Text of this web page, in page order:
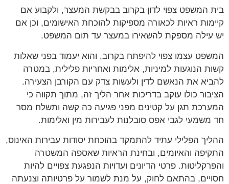
בית המשפט צפוי לדון בקרוב בבקשת המעצר, ולקבוע אם
קיימות ראיות לכאורה מספיקות להוכחת האישומים, וכן אם
יש עילה מספקת להשאירו במעצר עד תום המשפט.
המשפט עצמו צפוי להיפתח בקרוב, והוא יעמוד בפני שאלות
קשות הנוגעות למיניות, אלימות ואחריות פלילית, במטרה
להביא את הנאשם לדין ולעשות צדק עם הקורבן הצעירה.
הציבור כולו עוקב בדריכות אחר הליך זה, מתוך תקווה כי
המערכת תגן על קטינים מפני פגיעה כה קשה ותשלח מסר
חד משמעי לגבי אפס סובלנות לעבירות מין ואלימות.
ההליך הפלילי עתיד להתמקד בהוכחת יסודות עבירות האינוס,
התקיפה והאיומים, ובחינת הראיות שאספה המשטרה
והפרקליטות. פרטי הדיונים ועדויות הנפגעת צפויים להיות
חסויים, בהתאם לחוק, על מנת לשמור על פרטיותה וצנעתה